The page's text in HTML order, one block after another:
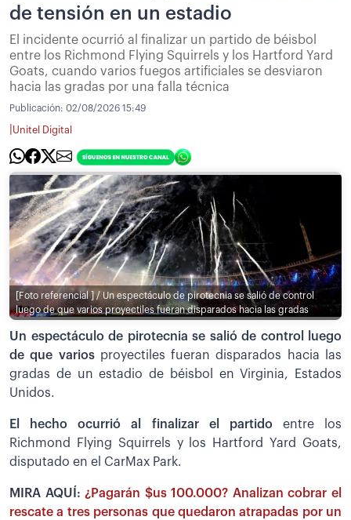
de tensión en un estadio
El incidente ocurrió al finalizar un partido de béisbol
entre los Richmond Flying Squirrels y los Hartford Yard
Goats, cuando varios fuegos artificiales se desviaron
hacia las gradas por una falla técnica
Publicación: 02/08/2026 15:49
Unitel Digital
[Foto referencial ] / Un espectáculo de pirotecnia se salió de control
luego de que varios proyectiles fueran disparados hacia las gradas
Un espectáculo de pirotecnia se salió de control luego
de que variosproyectiles fueran disparados hacia las
gradas de un estadio de béisbol en Virginia, Estados
Unidos.
El hecho ocurrió al finalizar el partido entre los
Richmond Flying Squirrels y los Hartford Yard Goats,
disputado en el CarMax Park.
MIRA AQUÍ: ¿Pagarán $us 100.000? Analizan cobrar el
rescate a tres personas que quedaron atrapadas por un